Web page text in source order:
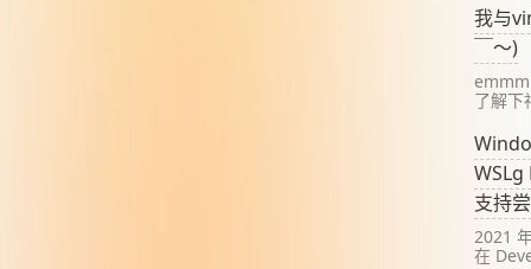
top 命
会给出
min
情
我与
￣～)
了解下
很帅
vim？
来的一
补完、
便编程
支持
2021
在